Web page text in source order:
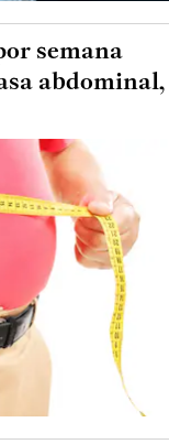
semana
abdominal,